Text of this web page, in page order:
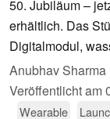
50. Jubiläum –
erhältlich. Das
Digitalmodul,
Anubhav Sharma
Veröffentlicht am
Wearable